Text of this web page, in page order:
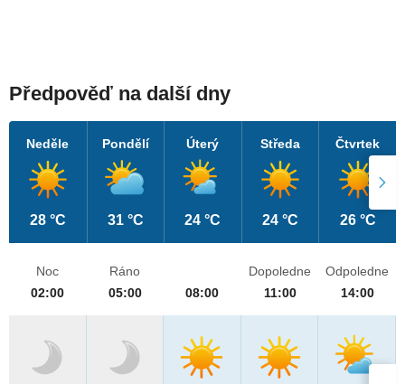
Předpověď na další dny
Neděle
28 °C
Pondělí
31 °C
Úterý
24 °C
Středa
24 °C
Čtvrtek
26 °C
Noc
02:00
Ráno
05:00
08:00
Dopoledne
11:00
Odpoledne
14:00